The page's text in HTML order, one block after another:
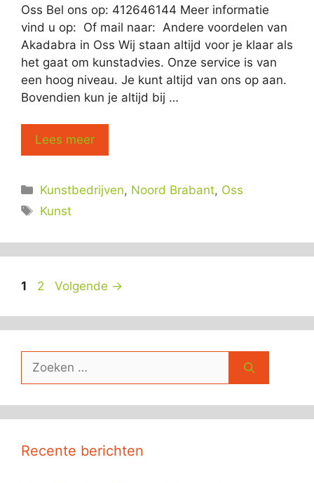
Oss Bel ons op: 412646144 Meer informatie
vind u op: Of mail naar: Andere voordelen van
Akadabra in Oss Wij staan altijd voor je klaar als
het gaat om kunstadvies. Onze service is van
een hoog niveau. Je kunt altijd van ons op aan.
Bovendien kun je altijd bij …
Lees meer
Categorieën
Kunstbedrijven, Noord Brabant, Oss
Tags
Kunst
Pagina
1 Pagina
2 Volgende →
Zoek
Recente berichten